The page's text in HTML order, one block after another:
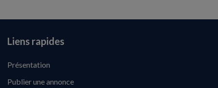
Liens rapides
Présentation
Publier une annonce